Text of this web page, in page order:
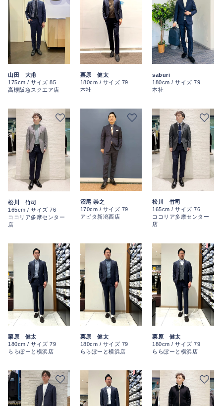
山田 大甫
175cm / サイズ 85
高槻阪急スクエア店
栗原 健太
180cm / サイズ 79
本社
saburi
180cm / サイズ 79
本社
松川 竹司
165cm / サイズ 76
ココリア多摩センター
店
沼尾 崇之
170cm / サイズ 79
アピタ新潟西店
松川 竹司
165cm / サイズ 76
ココリア多摩センター
店
栗原 健太
180cm / サイズ 79
ららぽーと横浜店
栗原 健太
180cm / サイズ 79
ららぽーと横浜店
栗原 健太
180cm / サイズ 79
ららぽーと横浜店